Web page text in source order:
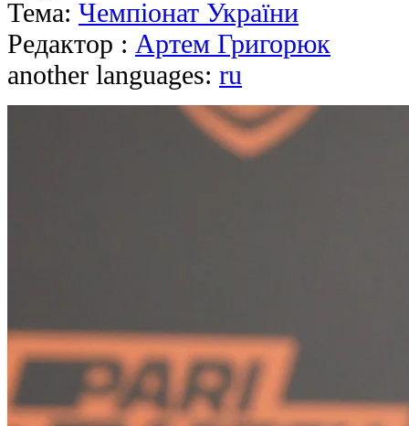
Тема: Чемпіонат України
Редактор : Артем Григорюк
another languages: ru